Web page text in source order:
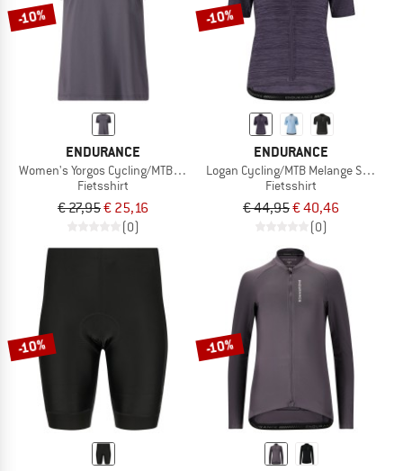
-10%
ENDURANCE
Women's Yorgos Cycling/MTB S/S Shirt
Fietsshirt
€ 27,95€ 25,16
(0)
-10%
ENDURANCE
Logan Cycling/MTB Melange S/S
Fietsshirt
€ 44,95€ 40,46
(0)
-10% -10%